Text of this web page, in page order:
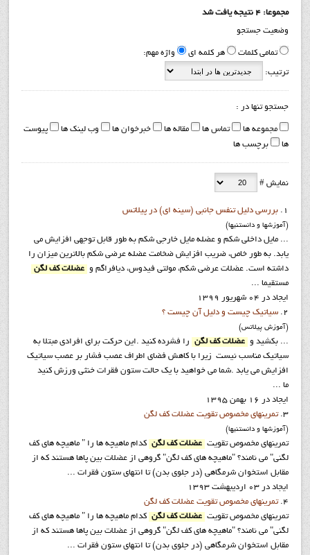
مجموعا: 4 نتیجه یافت شد
وضعیت جستجو
تمامی کلمات هر کلمه ای واژه مهم:
ترتیب:
جستجو تنها در :
مجموعه ها تماس ها مقاله ها خبرخوان ها وب لینک ها
پیوست
ها
برچسب ها
نمایش #
1.
بررسی دلیل تنفس جانبی (سینه ای) در پیلاتس
(آموزشها و دانستنيها)
... مایل داخلی شکم و عضله مایل خارجی شکم به طور قابل توجهی افزایش می
یابد. به طور خاص، ضریب افزایش ضخامت عضله عرضی شکم بالاترین میزان را
داشته است. عضلات عرضی شکم، مولتی فیدوس، دیافراگم و
عضلات کف لگن
مستقیما ...
ایجاد در 04 شهریور 1399
2.
سیاتیک چیست و دلیل آن چیست ؟
(آموزش پيلاتس)
... بکشید و
عضلات کف لگن
را فشرده کنید .این حرکت برای افرادی مبتلا به
سیاتیک مناسب نیست زیرا با کاهش فضای اطراف عصب فشار بر عصب سیاتیک
افزایش می یابد .شما می خواهید با یک حالت ستون فقرات خنثی ورزش کنید
ما ...
ایجاد در 16 بهمن 1395
3.
تمرينهاي مخصوص تقويت عضلات كف لگن
(آموزشها و دانستنيها)
تمرینهای مخصوص تقویت
عضلات کف لگن كدام ماهيچه ها را " ماهيچه هاي كف
لگني" مي نامند؟ "ماهيچه هاي كف لگن" گروهي از عضلات بين پاها هستند كه از
مقابل استخوان شرمگاهي (در جلوي بدن) تا انتهاي ستون فقرات ...
ایجاد در 03 ارديبهشت 1393
4.
تمرينهاي مخصوص تقويت عضلات كف لگن
تمرینهای مخصوص تقویت
عضلات کف لگن كدام ماهيچه ها را " ماهيچه هاي كف
لگني" مي نامند؟ "ماهيچه هاي كف لگن" گروهي از عضلات بين پاها هستند كه از
مقابل استخوان شرمگاهي (در جلوي بدن) تا انتهاي ستون فقرات ...